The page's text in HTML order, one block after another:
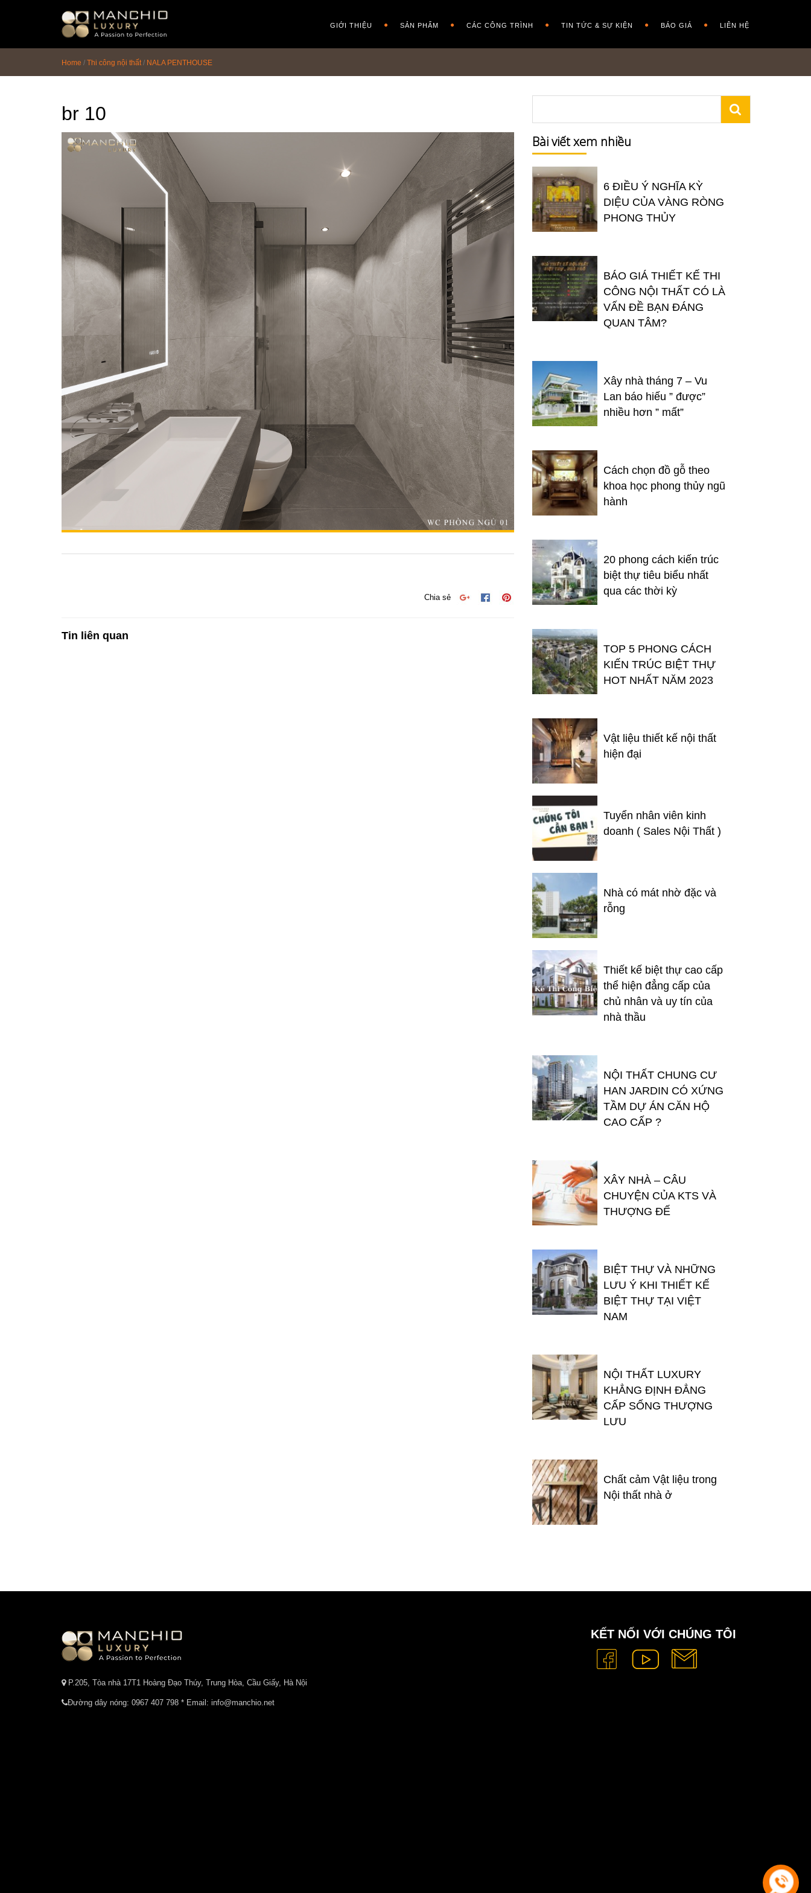
GIỚI THIỆU SẢN PHẨM CÁC CÔNG TRÌNH TIN TỨC & SỰ KIỆN BÁO GIÁ LIÊN HỆ
Home / Thi công nội thất/ NALA PENTHOUSE
br 10
Chia sẻ
Tin liên quan
Bài viết xem nhiều
6 ĐIỀU Ý NGHĨA KỲ
DIỆU CỦA VÀNG RÒNG
PHONG THỦY
BÁO GIÁ THIẾT KẾ THI
CÔNG NỘI THẤT CÓ LÀ
VẤN ĐỀ BẠN ĐÁNG
QUAN TÂM?
Xây nhà tháng 7 – Vu
Lan báo hiếu ” được”
nhiều hơn ” mất”
Cách chọn đồ gỗ theo
khoa học phong thủy ngũ
hành
20 phong cách kiến trúc
biệt thự tiêu biểu nhất
qua các thời kỳ
TOP 5 PHONG CÁCH
KIẾN TRÚC BIỆT THỰ
HOT NHẤT NĂM 2023
Vật liệu thiết kế nội thất
hiện đại
Tuyển nhân viên kinh
doanh ( Sales Nội Thất )
Nhà có mát nhờ đặc và
rỗng
Thiết kế biệt thự cao cấp
thể hiện đẳng cấp của
chủ nhân và uy tín của
nhà thầu
NỘI THẤT CHUNG CƯ
HAN JARDIN CÓ XỨNG
TẦM DỰ ÁN CĂN HỘ
CAO CẤP ?
XÂY NHÀ – CÂU
CHUYỆN CỦA KTS VÀ
THƯỢNG ĐẾ
BIỆT THỰ VÀ NHỮNG
LƯU Ý KHI THIẾT KẾ
BIỆT THỰ TẠI VIỆT
NAM
NỘI THẤT LUXURY
KHẲNG ĐỊNH ĐẲNG
CẤP SỐNG THƯỢNG
LƯU
Chất cảm Vật liệu trong
Nội thất nhà ở
P.205, Tòa nhà 17T1 Hoàng Đạo Thúy, Trung Hòa, Cầu Giấy, Hà Nội
Đường dây nóng: 0967 407 798 * Email: info@manchio.net
KẾT NỐI VỚI CHÚNG TÔI